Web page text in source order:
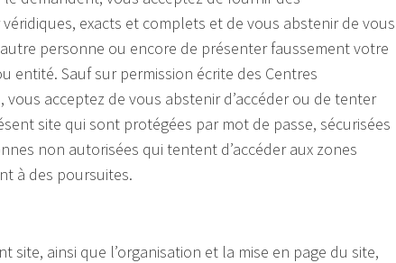
exacts et complets et de vous abstenir de vous
personne ou encore de présenter faussement votre
entité. Sauf sur permission écrite des Centres
vous acceptez de vous abstenir d’accéder ou de tenter
site qui sont protégées par mot de passe, sécurisées
non autorisées qui tentent d’accéder aux zones
à des poursuites.
site, ainsi que l’organisation et la mise en page du site,